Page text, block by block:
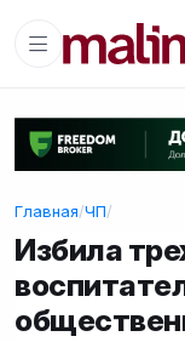
Главная/ЧП/
Избила